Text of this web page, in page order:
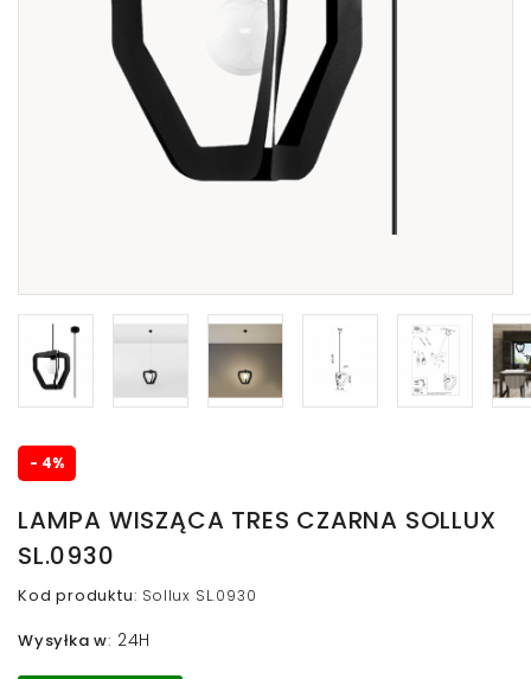
- 4%
LAMPA WISZĄCA TRES CZARNA SOLLUX
SL.0930
Kod produktu: Sollux SL.0930
Wysyłka w: 24H